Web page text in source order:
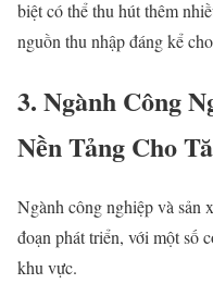
biệt có thể thu hút thêm
nguồn thu nhập đáng kể
3. Ngành Công
Nền Tảng Cho
Ngành công nghiệp và sản
đoạn phát triển, với một số
khu vực.